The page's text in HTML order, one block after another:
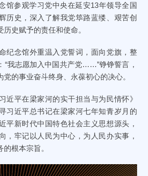
馆参观学习党中央在延安13年领导全国
历史，深入了解我党筚路蓝缕、艰苦创
史赋予的责任和使命。
纪念馆外重温入党誓词，面向党旗，整
“我志愿加入中国共产党……”铮铮誓言，
的事业奋斗终身、永葆初心的决心。
近平在梁家河的实干担当与为民情怀》
习近平总书记在梁家河七年知青岁月的
平新时代中国特色社会主义思想源头，
，牢记以人民为中心，为人民办实事，
根本宗旨。